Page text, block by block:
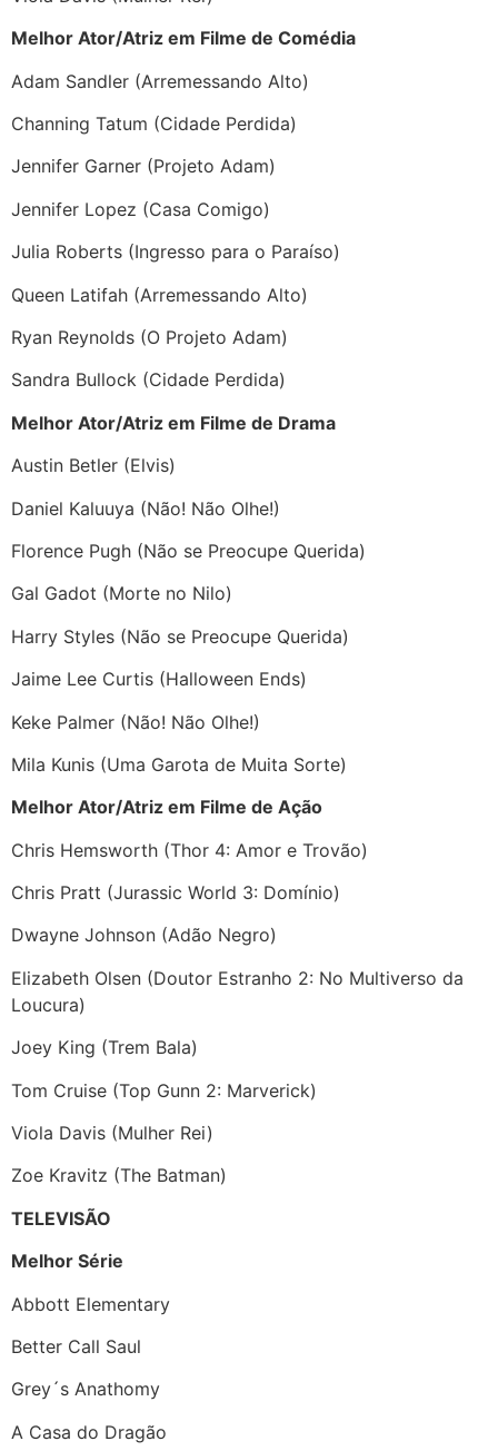
Melhor Ator/Atriz em Filme de Comédia
Adam Sandler (Arremessando Alto)
Channing Tatum (Cidade Perdida)
Jennifer Garner (Projeto Adam)
Jennifer Lopez (Casa Comigo)
Julia Roberts (Ingresso para o Paraíso)
Queen Latifah (Arremessando Alto)
Ryan Reynolds (O Projeto Adam)
Sandra Bullock (Cidade Perdida)
Melhor Ator/Atriz em Filme de Drama
Austin Betler (Elvis)
Daniel Kaluuya (Não! Não Olhe!)
Florence Pugh (Não se Preocupe Querida)
Gal Gadot (Morte no Nilo)
Harry Styles (Não se Preocupe Querida)
Jaime Lee Curtis (Halloween Ends)
Keke Palmer (Não! Não Olhe!)
Mila Kunis (Uma Garota de Muita Sorte)
Melhor Ator/Atriz em Filme de Ação
Chris Hemsworth (Thor 4: Amor e Trovão)
Chris Pratt (Jurassic World 3: Domínio)
Dwayne Johnson (Adão Negro)
Elizabeth Olsen (Doutor Estranho 2: No Multiverso da
Loucura)
Joey King (Trem Bala)
Tom Cruise (Top Gunn 2: Marverick)
Viola Davis (Mulher Rei)
Zoe Kravitz (The Batman)
TELEVISÃO
Melhor Série
Abbott Elementary
Better Call Saul
Grey´s Anathomy
A Casa do Dragão